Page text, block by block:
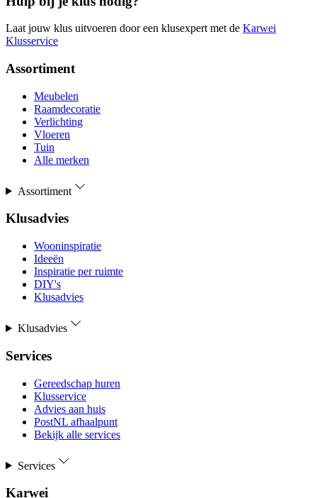
Laat jouw klus uitvoeren door een klusexpert met de Karwei
Klusservice
Assortiment
Meubelen
Raamdecoratie
Verlichting
Vloeren
Tuin
Alle merken
Assortiment
Klusadvies
Wooninspiratie
Ideeën
Inspiratie per ruimte
DIY's
Klusadvies
Klusadvies
Services
Gereedschap huren
Klusservice
Advies aan huis
PostNL afhaalpunt
Bekijk alle services
Services
Karwei